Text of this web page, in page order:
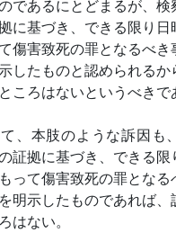
であるにとどまるが、検
に基づき、できる限り
傷害致死の罪となるべき
したものと認められるか
ころはないというべきで
、本肢のような訴因も
証拠に基づき、できる限
って傷害致死の罪となる
明示したものであれば、
はない。